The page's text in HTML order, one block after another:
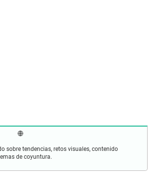
sobre tendencias, retos visuales, contenido
de coyuntura.